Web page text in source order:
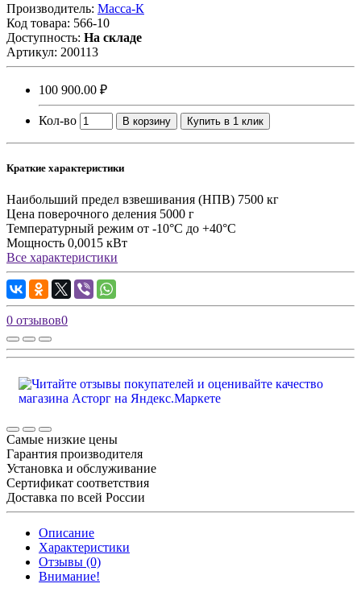
Производитель: Масса-К
Код товара: 566-10
Доступность: На складе
Артикул: 200113
100 900.00 ₽
Кол-во В корзину Купить в 1 клик
Краткие характеристики
Наибольший предел взвешивания (НПВ) 7500 кг
Цена поверочного деления 5000 г
Температурный режим от -10°С до +40°С
Мощность 0,0015 кВт
Все характеристики
0 отзывов0
Самые низкие цены
Гарантия производителя
Установка и обслуживание
Сертификат соответствия
Доставка по всей России
Описание
Характеристики
Отзывы (0)
Внимание!